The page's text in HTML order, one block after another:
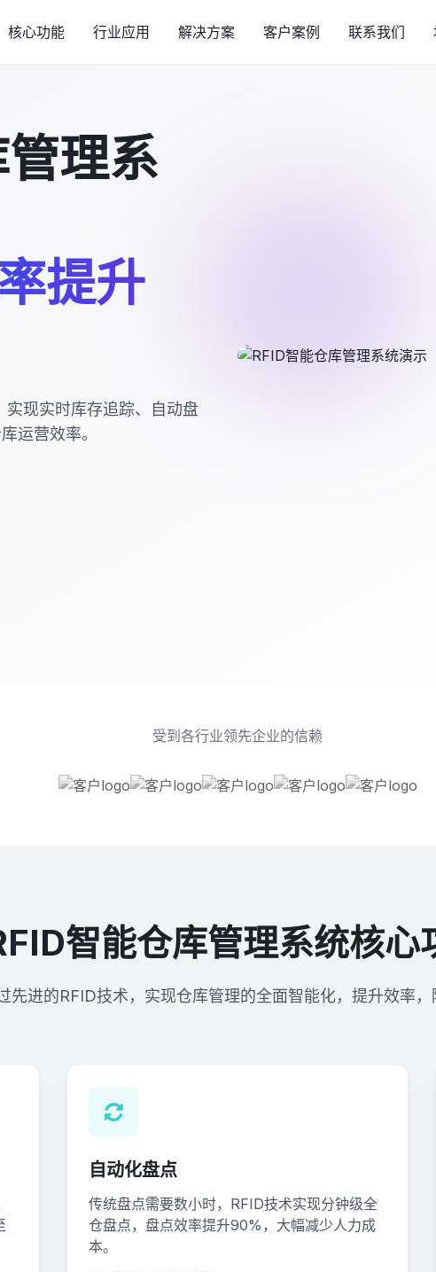
核心功能 行业应用 解决方案 客户案例 联系我们
理系
提升
现实时库存追踪、自动盘
运营效率。
受到各行业领先企业的信赖
智能仓库管理系统核心
先进的RFID技术，实现仓库管理的全面智能化，提升效率，
自动化盘点
传统盘点需要数小时，RFID技术实现分钟级全
仓盘点，盘点效率提升90%，大幅减少人力成
本。